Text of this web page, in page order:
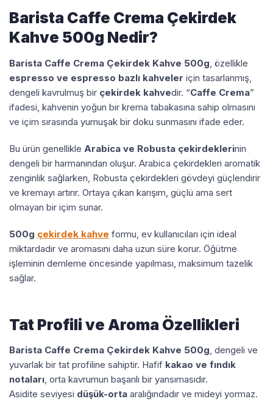
Barista Caffe Crema Çekirdek
Kahve 500g Nedir?
Barista Caffe Crema Çekirdek Kahve 500g, özellikle
espresso ve espresso bazlı kahveler için tasarlanmış,
dengeli kavrulmuş bir çekirdek kahvedir. “Caffe Crema”
ifadesi, kahvenin yoğun bir krema tabakasına sahip olmasını
ve içim sırasında yumuşak bir doku sunmasını ifade eder.
Bu ürün genellikle Arabica ve Robusta çekirdeklerinin
dengeli bir harmanından oluşur. Arabica çekirdekleri aromatik
zenginlik sağlarken, Robusta çekirdekleri gövdeyi güçlendirir
ve kremayı artırır. Ortaya çıkan karışım, güçlü ama sert
olmayan bir içim sunar.
500g çekirdek kahve formu, ev kullanıcıları için ideal
miktardadır ve aromasını daha uzun süre korur. Öğütme
işleminin demleme öncesinde yapılması, maksimum tazelik
sağlar.
Tat Profili ve Aroma Özellikleri
Barista Caffe Crema Çekirdek Kahve 500g, dengeli ve
yuvarlak bir tat profiline sahiptir. Hafif kakao ve fındık
notaları, orta kavrumun başarılı bir yansımasıdır.
Asidite seviyesi düşük-orta aralığındadır ve mideyi yormaz.